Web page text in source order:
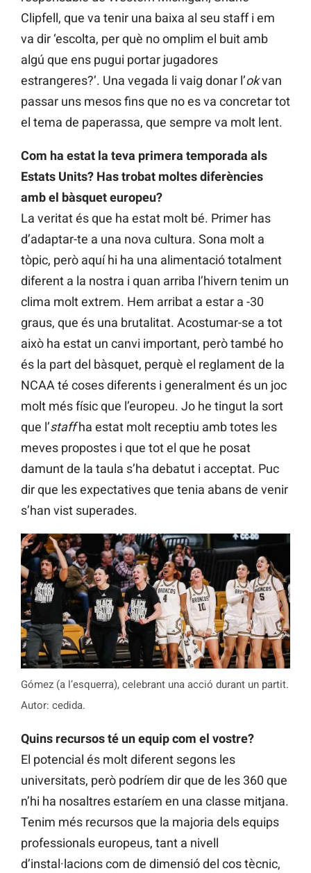
Clipfell, que va tenir una baixa al seu staff i em
va dir ‘escolta, per què no omplim el buit amb
algú que ens pugui portar jugadores
estrangeres?’. Una vegada li vaig donar l’okvan
passar uns mesos fins que no es va concretar tot
el tema de paperassa, que sempre va molt lent.
Com ha estat la teva primera temporada als
Estats Units? Has trobat moltes diferències
amb el bàsquet europeu?
La veritat és que ha estat molt bé. Primer has
d’adaptar-te a una nova cultura. Sona molt a
tòpic, però aquí hi ha una alimentació totalment
diferent a la nostra i quan arriba l’hivern tenim un
clima molt extrem. Hem arribat a estar a -30
graus, que és una brutalitat. Acostumar-se a tot
això ha estat un canvi important, però també ho
és la part del bàsquet, perquè el reglament de la
NCAA té coses diferents i generalment és un joc
molt més físic que l’europeu. Jo he tingut la sort
que l’staffha estat molt receptiu amb totes les
meves propostes i que tot el que he posat
damunt de la taula s’ha debatut i acceptat. Puc
dir que les expectatives que tenia abans de venir
s’han vist superades.
Gómez (a l’esquerra), celebrant una acció durant un partit.
Autor: cedida.
Quins recursos té un equip com el vostre?
El potencial és molt diferent segons les
universitats, però podríem dir que de les 360 que
n’hi ha nosaltres estaríem en una classe mitjana.
Tenim més recursos que la majoria dels equips
professionals europeus, tant a nivell
d’instal·lacions com de dimensió del cos tècnic,